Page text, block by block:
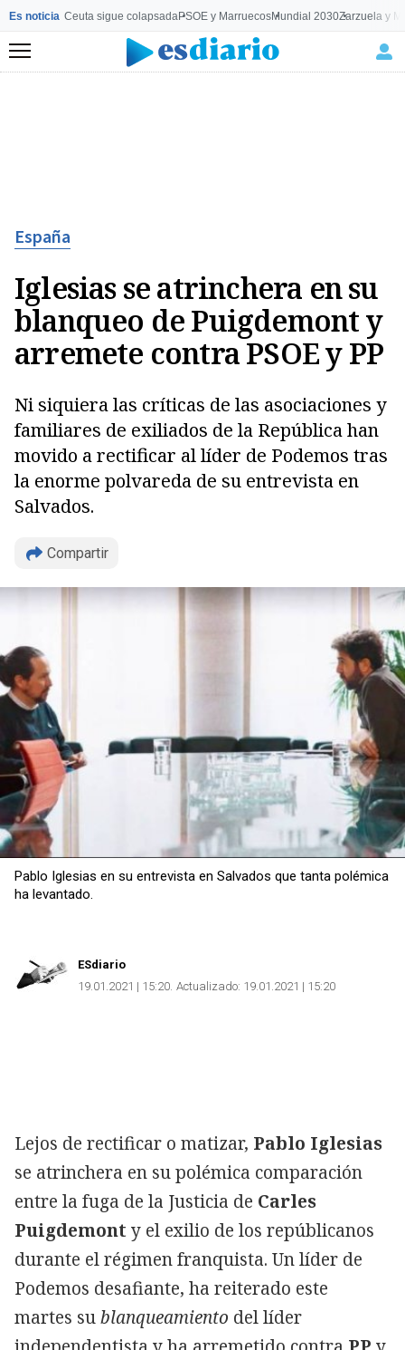
Es noticia Ceuta sigue colapsadaPSOE y MarruecosMundial 2030Zarzuela y
Menú
España
Iglesias se atrinchera en su
blanqueo de Puigdemont y
arremete contra PSOE y PP
Ni siquiera las críticas de las asociaciones y
familiares de exiliados de la República han
movido a rectificar al líder de Podemos tras
la enorme polvareda de su entrevista en
Salvados.
Compartir
Copiar
Pablo Iglesias en su entrevista en Salvados que tanta polémica
ha levantado.
ESdiario
19.01.2021 | 15:20 Actualizado: 19.01.2021 | 15:20
Lejos de rectificar o matizar, Pablo Iglesias
se atrinchera en su polémica comparación
entre la fuga de la Justicia de Carles
Puigdemont y el exilio de los repúblicanos
durante el régimen franquista. Un líder de
Podemos desafiante, ha reiterado este
martes sublanqueamiento del líder